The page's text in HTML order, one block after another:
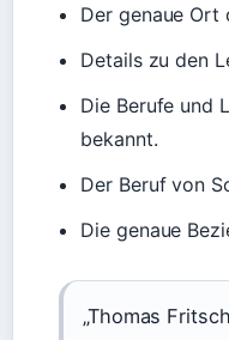
Der genaue
Details zu den
Die Berufe und
bekannt.
Der Beruf von
Die genaue
„Thomas